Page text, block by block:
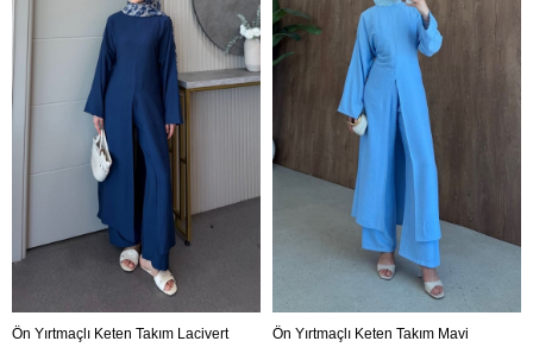
Ön Yırtmaçlı Keten Takım Lacivert Ön Yırtmaçlı Keten Takım Mavi